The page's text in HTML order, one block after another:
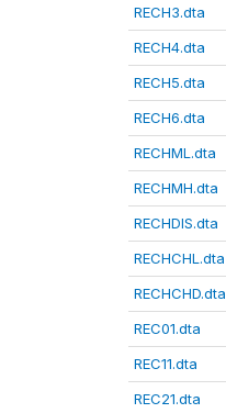
RECH3.dta
RECH4.dta
RECH5.dta
RECH6.dta
RECHML.dta
RECHMH.dta
RECHDIS.dta
RECHCHL.dta
RECHCHD.dta
REC01.dta
REC11.dta
REC21.dta